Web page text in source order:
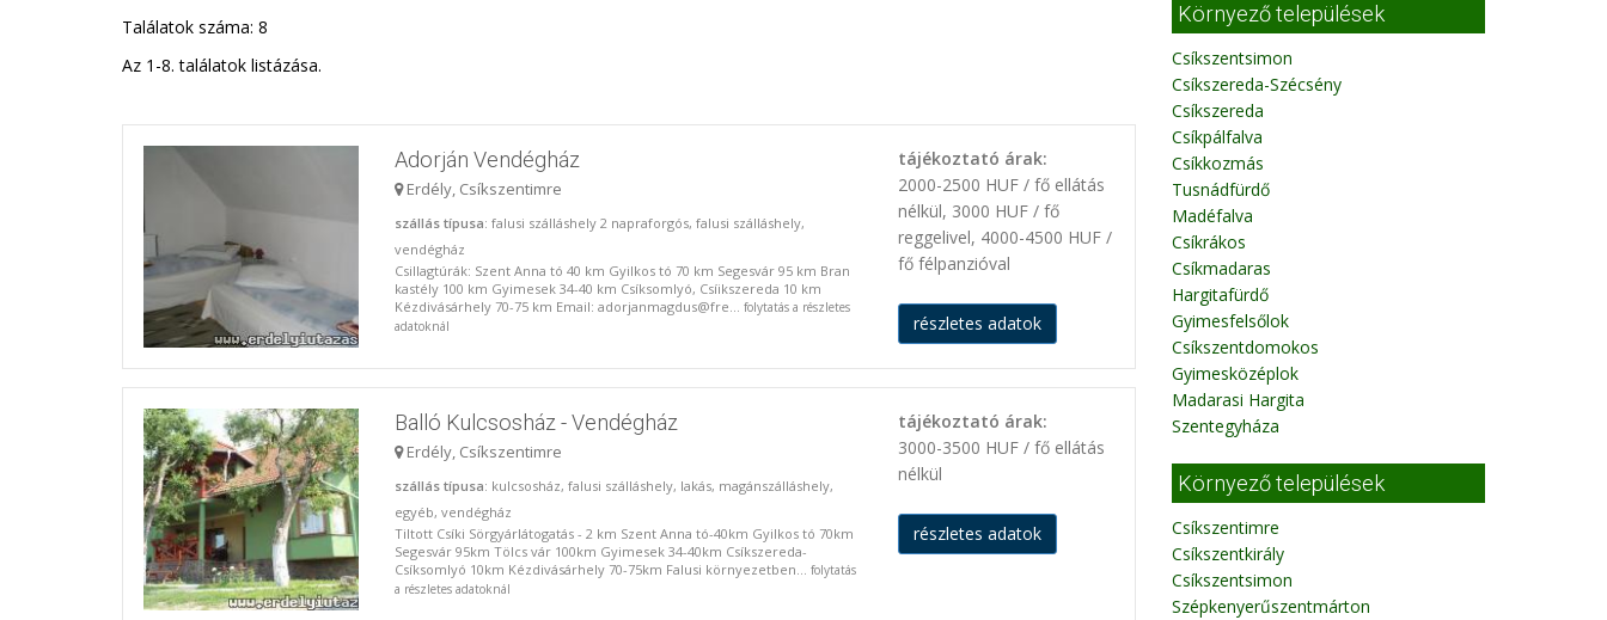
Találatok száma: 8
Az 1-8. találatok listázása.
Adorján Vendégház
Erdély, Csíkszentimre
szállás típusa: falusi szálláshely 2 napraforgós, falusi szálláshely,
vendégház
Csillagtúrák: Szent Anna tó 40 km Gyilkos tó 70 km Segesvár 95 km Bran
kastély 100 km Gyimesek 34-40 km Csíksomlyó, Csíikszereda 10 km
Kézdivásárhely 70-75 km Email: adorjanmagdus@fre... folytatás a részletes
adatoknál
tájékoztató árak:
2000-2500 HUF / fő ellátás
nélkül, 3000 HUF / fő
reggelivel, 4000-4500 HUF /
fő félpanzióval
részletes adatok
Balló Kulcsosház - Vendégház
Erdély, Csíkszentimre
szállás típusa: kulcsosház, falusi szálláshely, lakás, magánszálláshely,
egyéb, vendégház
Tiltott Csíki Sörgyárlátogatás - 2 km Szent Anna tó-40km Gyilkos tó 70km
Segesvár 95km Tölcs vár 100km Gyimesek 34-40km Csíkszereda-
Csíksomlyó 10km Kézdivásárhely 70-75km Falusi környezetben... folytatás
a részletes adatoknál
tájékoztató árak:
3000-3500 HUF / fő ellátás
nélkül
részletes adatok
Környező települések
Csíkszentsimon
Csíkszereda-Szécsény
Csíkszereda
Csíkpálfalva
Csíkkozmás
Tusnádfürdő
Madéfalva
Csíkrákos
Csíkmadaras
Hargitafürdő
Gyimesfelsőlok
Csíkszentdomokos
Gyimesközéplok
Madarasi Hargita
Szentegyháza
Környező települések
Csíkszentimre
Csíkszentkirály
Csíkszentsimon
Szépkenyerűszentmárton